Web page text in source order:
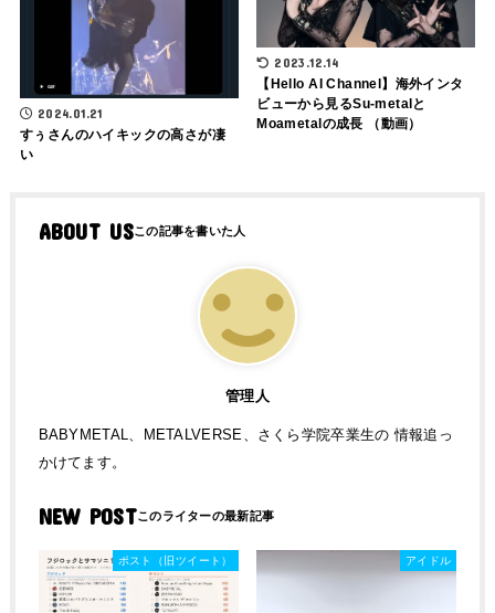
2024.01.21
すぅさんのハイキックの高さが凄
い
2023.12.14
【Hello AI Channel】海外インタ
ビューから見るSu-metalと
Moametalの成長 （動画）
ABOUT US
管理人
BABYMETAL、METALVERSE、さくら学院卒業生の 情報追っ
かけてます。
NEW POST
ポスト（旧ツイート） アイドル